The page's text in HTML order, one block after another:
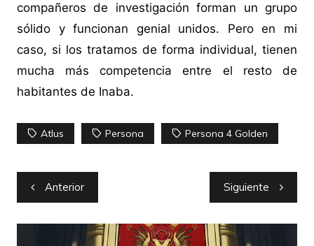
compañeros de investigación forman un grupo
sólido y funcionan genial unidos. Pero en mi
caso, si los tratamos de forma individual, tienen
mucha más competencia entre el resto de
habitantes de Inaba.
Atlus Persona Persona 4 Golden
Navegación
de
entradas
Anterior Siguiente